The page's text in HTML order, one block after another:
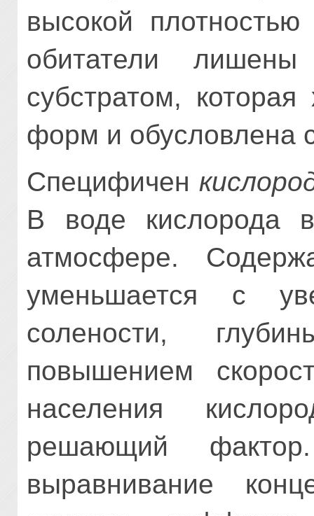
высокой
обитатели
субстратом,
форм и обусловлена
Специфичен
В воде
атмосфере.
уменьшается с
солености,
повышением
населения
решающий
выравнивание